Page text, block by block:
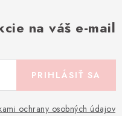
na váš e-mail
ochrany osobných údajov
PRIHLÁSIŤ SA